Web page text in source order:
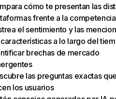
cómo te presentan las
frente a la competencia
el sentimiento y las
a lo largo del
brechas de mercado
las preguntas exactas
los usuarios